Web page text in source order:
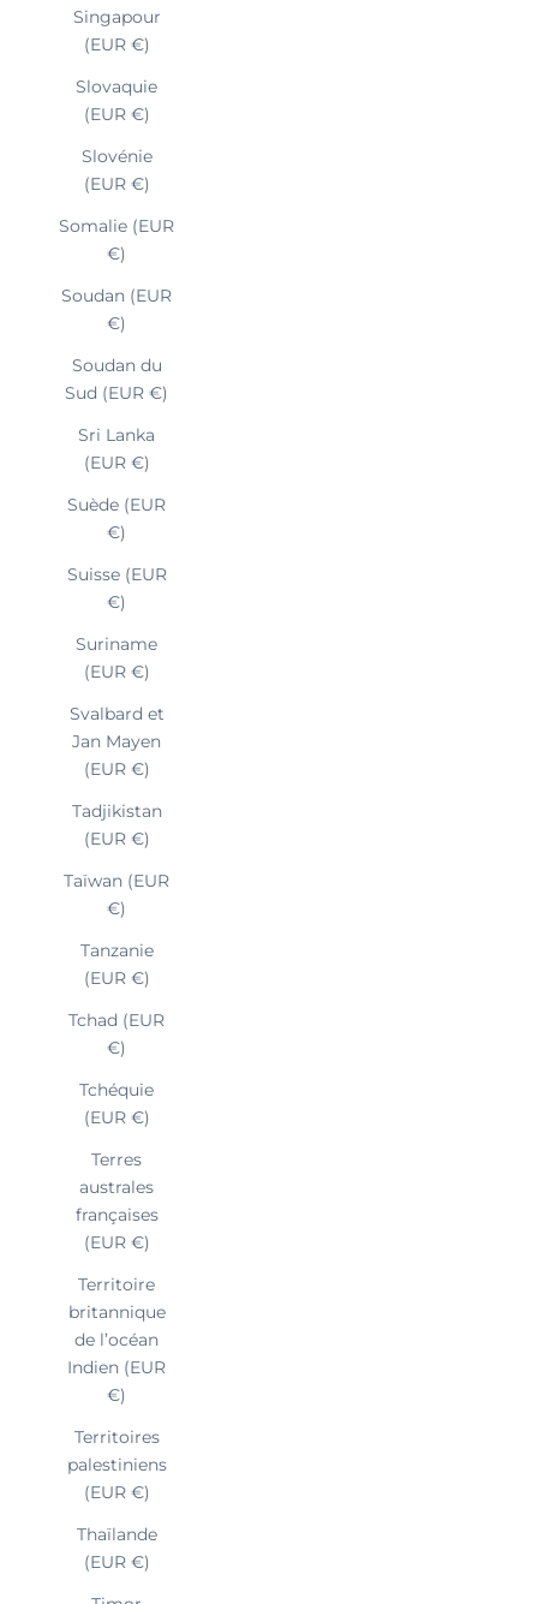
Singapour
(EUR €)
Slovaquie
(EUR €)
Slovénie
(EUR €)
Somalie (EUR
€)
Soudan (EUR
€)
Soudan du
Sud (EUR €)
Sri Lanka
(EUR €)
Suède (EUR
€)
Suisse (EUR
€)
Suriname
(EUR €)
Svalbard et
Jan Mayen
(EUR €)
Tadjikistan
(EUR €)
Taïwan (EUR
€)
Tanzanie
(EUR €)
Tchad (EUR
€)
Tchéquie
(EUR €)
Terres
australes
françaises
(EUR €)
Territoire
britannique
de l’océan
Indien (EUR
€)
Territoires
palestiniens
(EUR €)
Thaïlande
(EUR €)